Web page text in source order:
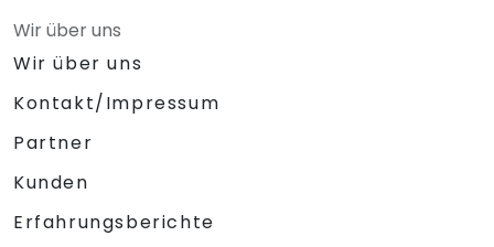
Wir über uns
Wir über uns
Kontakt/Impressum
Partner
Kunden
Erfahrungsberichte